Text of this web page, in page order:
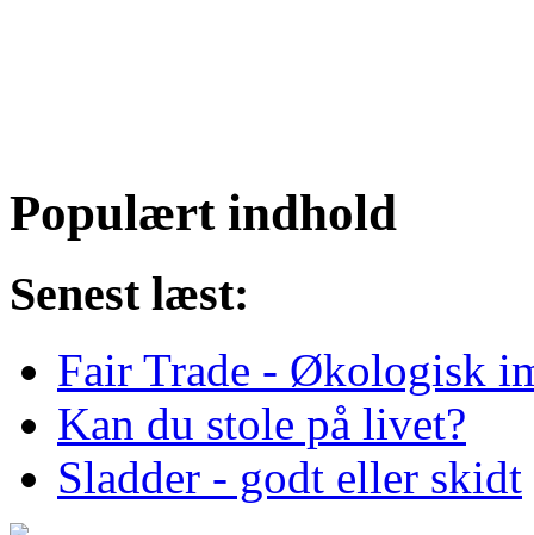
Populært indhold
Senest læst:
Fair Trade - Økologisk
Kan du stole på livet?
Sladder - godt eller skidt